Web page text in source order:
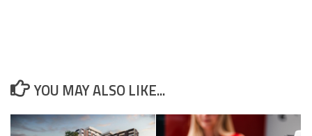
YOU MAY ALSO LIKE...